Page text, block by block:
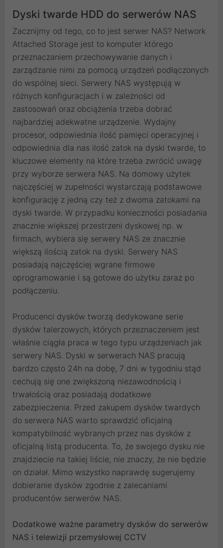
Dyski twarde HDD do serwerów NAS
Zacznijmy od tego, co to jest serwer NAS? Network
Attached Storage jest to komputer którego
przeznaczaniem przechowywanie danych i
zarządzanie nimi za pomocą urządzeń podłączonych
do wspólnej sieci. Serwery NAS występują w
różnych konfiguracjach i w zależności od
zastosowań oraz obciążenia trzeba dobrać
najbardziej adekwatne urządzenie. Wydajny
procesor, odpowiednia ilość pamięci operacyjnej i
odpowiednia dla nas ilość zatok na dyski twarde, to
kluczowe elementy na które trzeba zwrócić uwagę
przy wyborze serwera NAS. Na domowy użytek
najczęściej w zupełności wystarczają podstawowe
konfigurację z jedną czy też z dwoma zatokami na
dyski twarde. W przypadku konieczności posiadania
znacznie większej przestrzeni dyskowej np. w
firmach, wybiera się serwery NAS ze znacznie
większą ilością zatok na dyski. Serwery NAS
posiadają najczęściej wgrane firmowe
oprogramowanie i są gotowe do użytku zaraz po
podłączeniu.
Producenci dysków tworzą dedykowane serie
dysków talerzowych, których przeznaczeniem jest
właśnie ciągła praca w tego typu urządzeniach jak
serwery NAS. Dyski w serwerach NAS pracują
bardzo często 24h na dobę, 7 dni w tygodniu stąd
cechują się one zwiększoną niezawodnością i
trwałością oraz posiadają dodatkowe
zabezpieczenia. Przed zakupem dysków twardych
do serwera NAS warto sprawdzić oficjalną
kompatybilność wybranych przez nas dysków z
oficjalną listą producenta. To, że swojego dysku nie
znajdziecie na takiej liście, nie znaczy, że nie będzie
on działał. Mimo wszystko naprawdę sugerujemy
dobieranie dysków zgodnie z zalecaniami
producentów serwerów NAS.
Dodatkowe ważne parametry dysków do serwerów
NAS i telewizji przemysłowej CCTV